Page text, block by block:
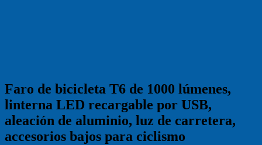
Faro de bicicleta T6 de 1000 lúmenes,
linterna LED recargable por USB,
aleación de aluminio, luz de carretera,
accesorios bajos para ciclismo